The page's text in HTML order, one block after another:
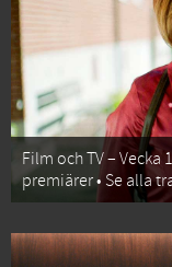
Film och TV –
premiärer • Se alla